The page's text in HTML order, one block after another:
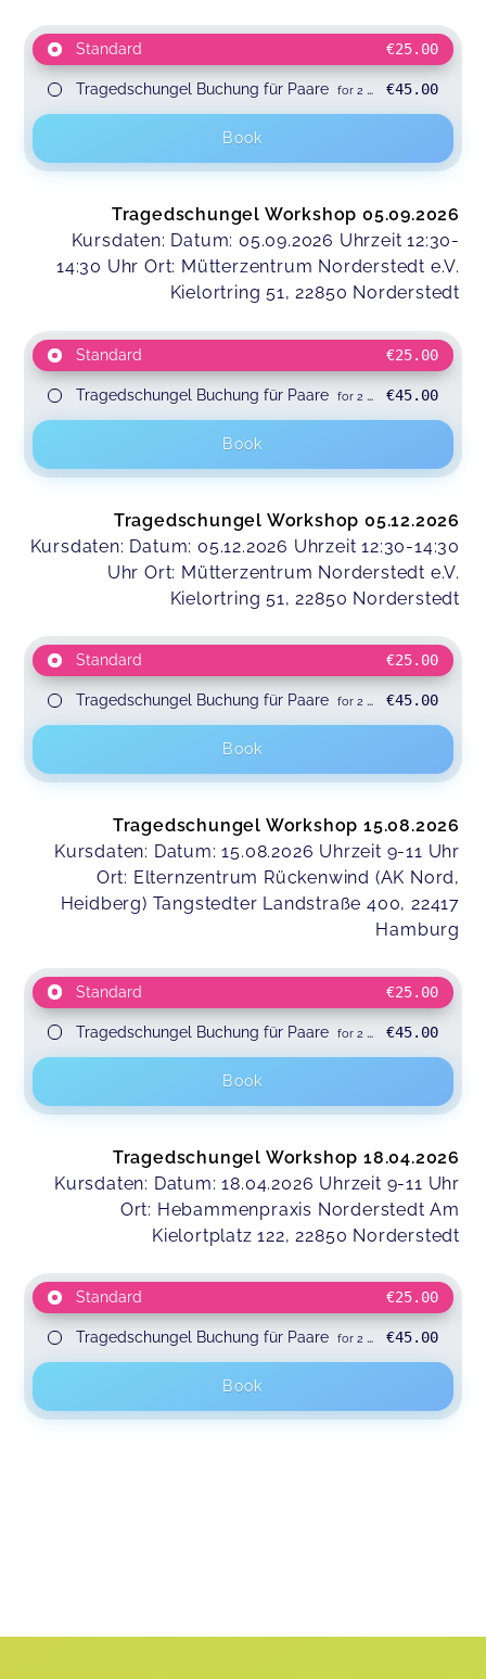
Standard €25.00
Tragedschungel Buchung für Paare for 2 participants
€45.00
Book
Tragedschungel Workshop 05.09.2026
Kursdaten: Datum: 05.09.2026 Uhrzeit 12:30-
14:30 Uhr Ort: Mütterzentrum Norderstedt e.V.
Kielortring 51, 22850 Norderstedt
Standard €25.00
Tragedschungel Buchung für Paare for 2 participants
€45.00
Book
Tragedschungel Workshop 05.12.2026
Kursdaten: Datum: 05.12.2026 Uhrzeit 12:30-14:30
Uhr Ort: Mütterzentrum Norderstedt e.V.
Kielortring 51, 22850 Norderstedt
Standard €25.00
Tragedschungel Buchung für Paare for 2 participants
€45.00
Book
Tragedschungel Workshop 15.08.2026
Kursdaten: Datum: 15.08.2026 Uhrzeit 9-11 Uhr
Ort: Elternzentrum Rückenwind (AK Nord,
Heidberg) Tangstedter Landstraße 400, 22417
Hamburg
Standard €25.00
Tragedschungel Buchung für Paare for 2 participants
€45.00
Book
Tragedschungel Workshop 18.04.2026
Kursdaten: Datum: 18.04.2026 Uhrzeit 9-11 Uhr
Ort: Hebammenpraxis Norderstedt Am
Kielortplatz 122, 22850 Norderstedt
Standard €25.00
Tragedschungel Buchung für Paare for 2 participants
€45.00
Book